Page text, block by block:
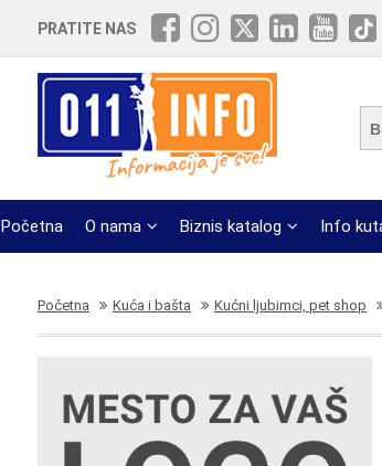
PRATITE NAS
Početna O nama Biznis katalog Info
Početna Kuća i bašta Kućni ljubimci, pet shop